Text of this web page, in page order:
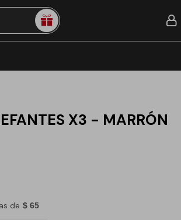
X3 - MARRÓN
de $ 65